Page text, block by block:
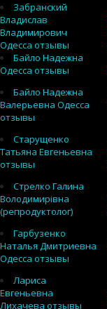
Забранский
Владислав
Владимирович
Одесса отзывы
Байло Надежна
Одесса отзывы
Байло Надежна
Валерьевна Одесса
отзывы
Старущенко
Татьяна Евгеньевна
отзывы
Стрелко Галина
Володимирівна
(репродуктолог)
Гарбузенко
Наталья Дмитриевна
Одесса отзывы
Лариса
Евгеньевна
Лихачева отзывы